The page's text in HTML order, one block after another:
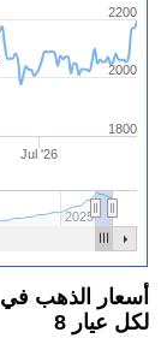
Jul '26
2025
2000
2200
1800
لكل عيار 8